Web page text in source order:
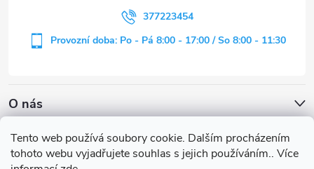
Tento web používá soubory cookie. Dalším procházením
tohoto webu vyjadřujete souhlas s jejich používáním.. Více
O nás
377223454
Provozní doba: Po - Pá 8:00 - 17:00 / So 8:00 - 11:30